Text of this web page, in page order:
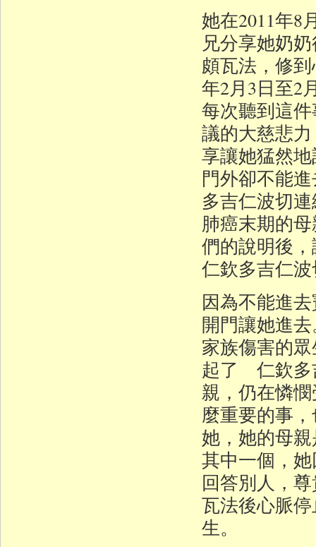
她在2011年8
兄分享她奶
頗瓦法，修
年2月3日至2
每次聽到這
議的大慈悲
享讓她猛然
門外卻不能
多吉仁波切
肺癌末期的
們的說明後
仁欽多吉仁
因為不能進
開門讓她進
家族傷害的
起了 仁欽多
親，仍在憐
麼重要的事
她，她的母
其中一個，
回答別人，
瓦法後心脈
生。